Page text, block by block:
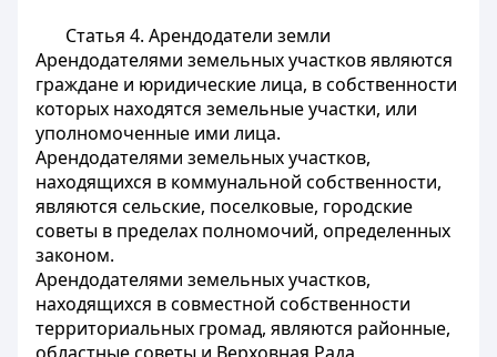
Статья 4. Арендодатели земли
Арендодателями земельных участков являются
граждане и юридические лица, в собственности
которых находятся земельные участки, или
уполномоченные ими лица.
Арендодателями земельных участков,
находящихся в коммунальной собственности,
являются сельские, поселковые, городские
советы в пределах полномочий, определенных
законом.
Арендодателями земельных участков,
находящихся в совместной собственности
территориальных громад, являются районные,